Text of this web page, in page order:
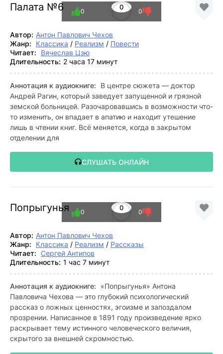
Палата №6 0
0 0
Автор: Антон Павлович Чехов
Жанр:
Классика / Реализм / Повести
Читает:
Вячеслав Цзю
Длительность: 2 часа 17 минут
Аннотация к аудиокниге:
В центре сюжета — доктор
Андрей Рагин, который заведует запущенной и грязной
земской больницей. Разочаровавшись в возможности что-
то изменить, он впадает в апатию и находит утешение
лишь в чтении книг. Всё меняется, когда в закрытом
отделении для
СЛУШАТЬ ОНЛАЙН
Попрыгунья 0
0 0
Автор: Антон Павлович Чехов
Жанр:
Классика / Реализм / Рассказы
Читает: Сергей Антипов
Длительность: 1 час 7 минут
Аннотация к аудиокниге:
«Попрыгунья» Антона
Павловича Чехова — это глубокий психологический
рассказ о ложных ценностях, эгоизме и запоздалом
прозрении. Написанное в 1891 году произведение ярко
раскрывает тему истинного человеческого величия,
скрытого за внешней скромностью.